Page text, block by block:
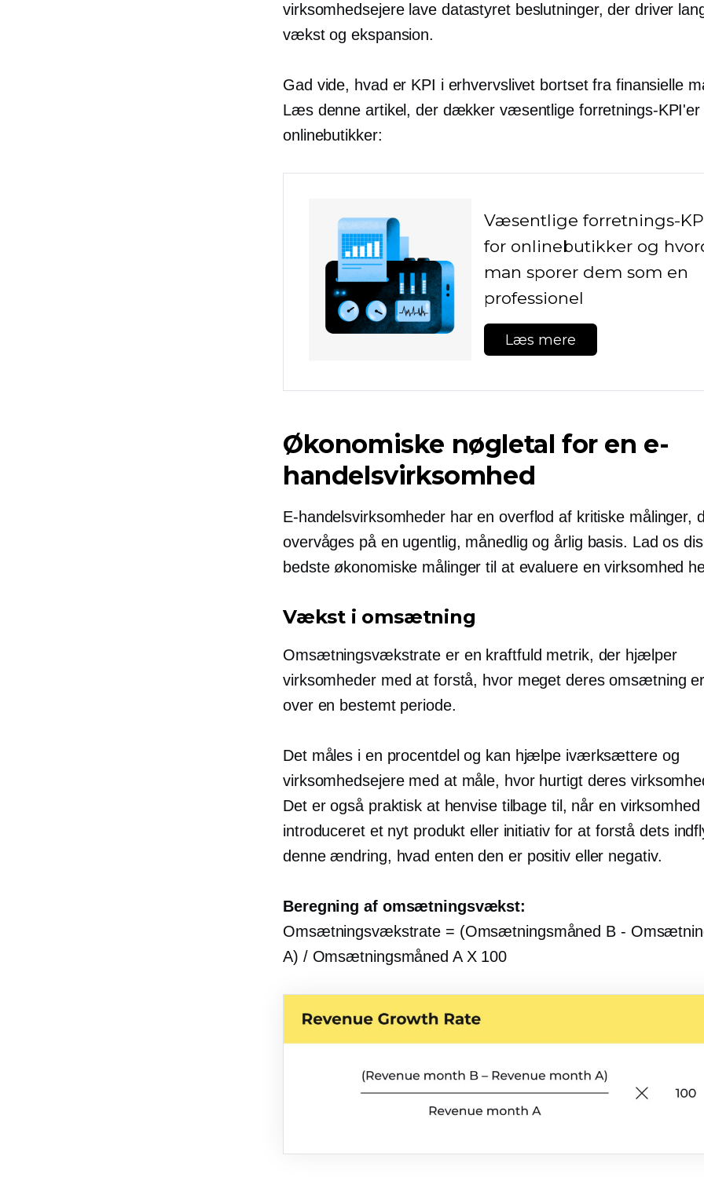
virksomhedsejere lave datastyretbeslutninger, der driver
vækst og ekspansion.
Gad vide, hvad er KPI i erhvervslivet bortset fra finansielle
Læs denne artikel, der dækker væsentlige forretnings-KPI'er
onlinebutikker:
Væsentlige forretnings-
for onlinebutikker og
man sporer dem som en
professionel
Læs mere
Økonomiske nøgletal for en e-
handelsvirksomhed
E-handelsvirksomheder har en overflod af kritiske målinger,
overvåges på en ugentlig, månedlig og årlig basis. Lad os
bedste økonomiske målinger til at evaluere en virksomhed
Vækst i omsætning
Omsætningsvækstrate er en kraftfuld metrik, der hjælper
virksomheder med at forstå, hvor meget deres omsætning
over en bestemt periode.
Det måles i en procentdel og kan hjælpe iværksættere og
virksomhedsejere med at måle, hvor hurtigt deres
Det er også praktisk at henvise tilbage til, når en virksomhed
introduceret et nyt produkt eller initiativ for at forstå dets
denne ændring, hvad enten den er positiv eller negativ.
Beregning af omsætningsvækst:
Omsætningsvækstrate = (Omsætningsmåned B -
A) / Omsætningsmåned A X 100